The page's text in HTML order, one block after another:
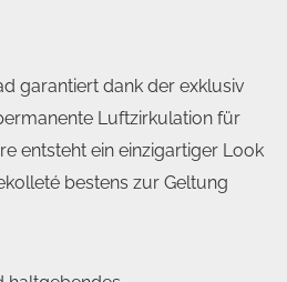
garantiert dank der exklusiv
Luftzirkulation für
entsteht ein einzigartiger Look
bestens zur Geltung